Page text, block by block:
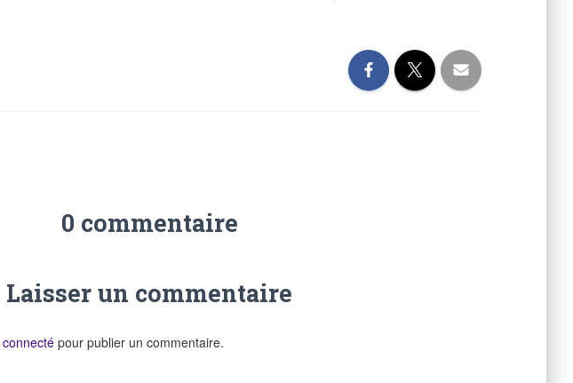
0 commentaire
Laisser un commentaire
connecté pour publier un commentaire.